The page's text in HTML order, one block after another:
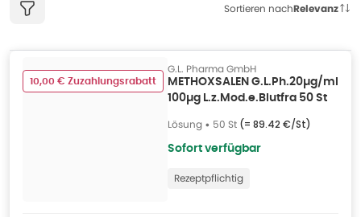
Sortieren nachRelevanz
10,00 € Zuzahlungsrabatt
G.L. Pharma GmbH
METHOXSALEN G.L.Ph.20µg/ml
100µg L.z.Mod.e.Blutfra 50 St
Lösung • 50 St (= 89.42 €/St)
Sofort verfügbar
Rezeptpflichtig